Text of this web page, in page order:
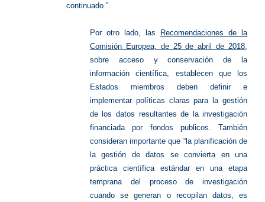
continuado ”.
Por otro lado, las
Recomendaciones de la
Comisión Europea, de 25 de abril de 2018
sobre acceso y conservación de la
información científica, establecen que los
Estados miembros deben definir e
implementar políticas claras para la gestión
de los datos resultantes de la investigación
financiada por fondos publicos. También
consideran importante que “la planificación de
la gestión de datos se convierta en una
práctica científica estándar en una etapa
temprana del proceso de investigación
cuando se generan o recopilan datos, es